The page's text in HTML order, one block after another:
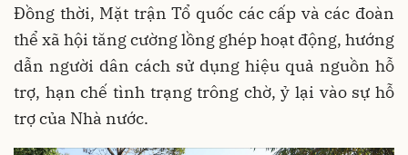
Đồng thời, Mặt trận Tổ quốc các cấp và các đoàn
thể xã hội tăng cường lồng ghép hoạt động, hướng
dẫn người dân cách sử dụng hiệu quả nguồn hỗ
trợ, hạn chế tình trạng trông chờ, ỷ lại vào sự hỗ
trợ của Nhà nước.